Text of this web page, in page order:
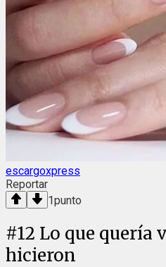
escargoxpress
Reportar
1punto
#12 Lo que quería
hicieron